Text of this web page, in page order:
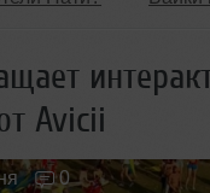
Женщина
Avicii
0